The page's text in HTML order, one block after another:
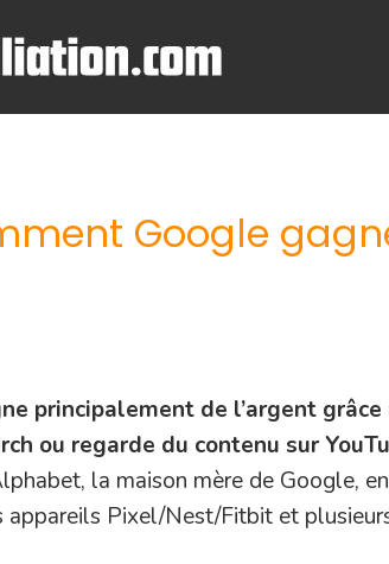
Google
principalement de l’argent
ou regarde du contenu sur
la maison mère de Google,
appareils Pixel/Nest/Fitbit et